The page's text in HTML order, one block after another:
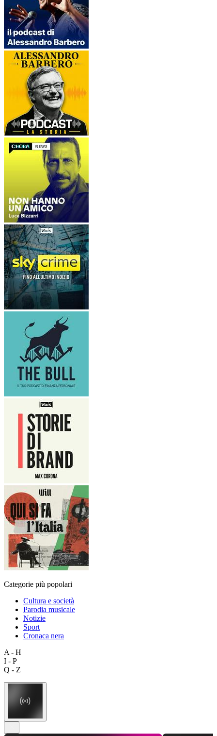
Categorie più popolari
Cultura e società
Parodia musicale
Notizie
Sport
Cronaca nera
A - H
I - P
Q - Z